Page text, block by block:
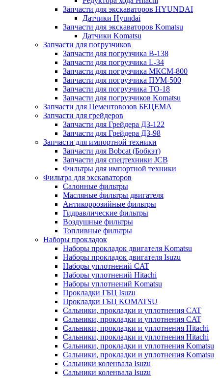
Запчасти для экскаваторов HYUNDAI
Датчики Hyundai
Запчасти для экскаваторов Komatsu
Датчики Komatsu
Запчасти для погрузчиков
Запчасти для погрузчика B-138
Запчасти для погрузчика L-34
Запчасти для погрузчика МКСМ-800
Запчасти для погрузчика ПУМ-500
Запчасти для погрузчика ТО-18
Запчасти для погрузчиков Komatsu
Запчасти для Цементовозов БЕЦЕМА
Запчасти для грейдеров
Запчасти для Грейдера ДЗ-122
Запчасти для Грейдера ДЗ-98
Запчасти для импортной техники
Запчасти для Bobcat (Бобкэт)
Запчасти для спецтехники JCB
Фильтры для импортной техники
Фильтра для экскаваторов
Салонные фильтры
Масляные фильтры двигателя
Антикоррозийные фильтры
Гидравлические фильтры
Воздушные фильтры
Топливные фильтры
Наборы прокладок
Наборы прокладок двигателя Komatsu
Наборы прокладок двигателя Isuzu
Наборы уплотнений CAT
Наборы уплотнений Hitachi
Наборы уплотнений Komatsu
Прокладки ГБЦ Isuzu
Прокладки ГБЦ KOMATSU
Сальники, прокладки и уплотнения CAT
Сальники, прокладки и уплотнения CAT
Сальники, прокладки и уплотнения Hitachi
Сальники, прокладки и уплотнения Hitachi
Сальники, прокладки и уплотнения Komatsu
Сальники, прокладки и уплотнения Komatsu
Сальники коленвала Isuzu
Сальники коленвала Isuzu